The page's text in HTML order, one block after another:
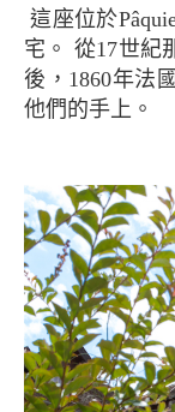
這座位於Pâquier大街的豪華住所為薩沃伊王室的住
宅。 從17世紀
後，1860年法
他們的手上。